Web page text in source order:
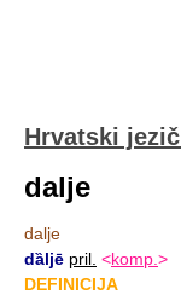
Hrvatski
dalje
dalje
dȁljē pril. <komp. >
DEFINICIJA